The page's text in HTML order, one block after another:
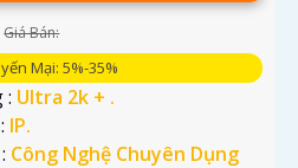
Giá Bán:
Mại: 5%-35%
: Ultra 2k + .
IP.
Công Nghệ Chuyên Dụng